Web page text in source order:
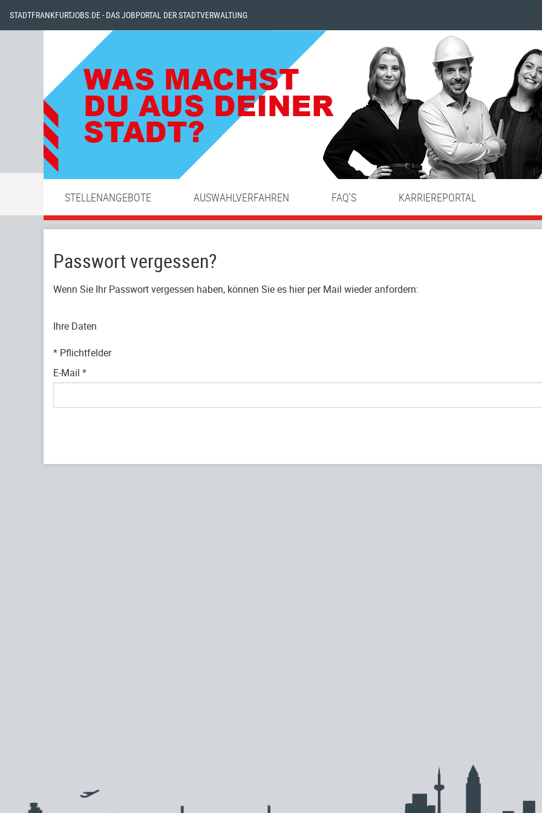
STADTFRANKFURTJOBS.DE - DAS JOBPORTAL DER STADTVERWALTUNG
STELLENANGEBOTE AUSWAHLVERFAHREN FAQ'S KARRIEREPORTAL
Passwort vergessen?
Wenn Sie Ihr Passwort vergessen haben, können Sie es hier per Mail wieder anfordern:
Ihre Daten
* Pflichtfelder
E-Mail *